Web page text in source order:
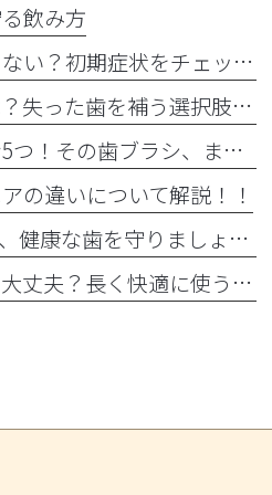
飲み方
歯周病は大人だけじゃない？初期症状をチェック
インプラント治療とは？失った歯を補う選択肢を正しく知りましょう！！
歯ブラシ交換のサイン5つ！その歯ブラシ、まだ使っていませんか？🪥
の違いについて解説！！
🦷✨毎日の歯みがきで、健康な歯を守りましょう✨🪥
インプラントは老後も大丈夫？長く快適に使うためのポイントと知っておきたい注意点を詳しく解説